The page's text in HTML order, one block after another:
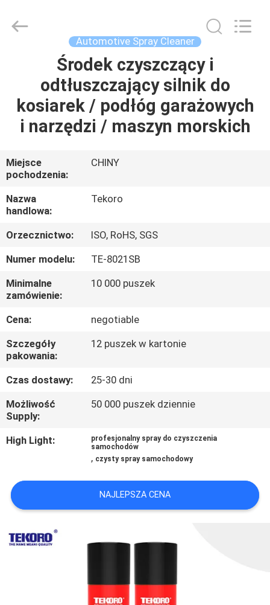
DOMU
PRODUKTY
O
NAS
WYCIECZKA
PO
FABRYCE
KONTROLA
JAKOŚCI
SKONTAKTUJ
SIĘ
Z
NAMI
POPROŚ
WYCENĘ
INDUSTRY
Automotive Spray Cleaner
Środek czyszczący i
odtłuszczający silnik do
kosiarek / podłóg garażowych
i narzędzi / maszyn morskich
Miejsce
pochodzenia:
CHINY
Nazwa
handlowa:
Tekoro
Orzecznictwo:
ISO, RoHS, SGS
Numer modelu:
TE-8021SB
Minimalne
zamówienie:
10 000 puszek
Cena:
negotiable
Szczegóły
pakowania:
12 puszek w kartonie
Czas dostawy:
25-30 dni
Możliwość
Supply:
50 000 puszek dziennie
High Light:
profesjonalny spray do czyszczenia
samochodów
, czysty spray samochodowy
NAJLEPSZA CENA